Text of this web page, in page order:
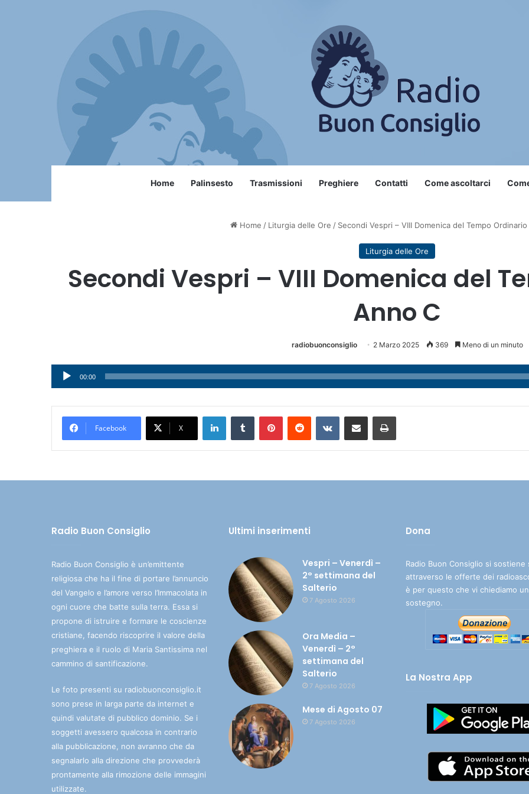
Home Palinsesto Trasmissioni Preghiere Contatti Come ascoltarci
Home / Liturgia delle Ore / Secondi Vespri – VIII Domenica del Tempo
Liturgia delle Ore
Secondi Vespri – VIII Domenica del
Anno C
radiobuonconsiglio 2 Marzo 2025 369 Meno di un minuto
Audio
Player
00:00
Facebook X
Radio Buon Consiglio
Radio Buon Consiglio è un’emittente
religiosa che ha il fine di portare l’annuncio
del Vangelo e l’amore verso l’Immacolata in
ogni cuore che batte sulla terra. Essa si
propone di istruire e formare le coscienze
cristiane, facendo riscoprire il valore della
preghiera e il ruolo di Maria Santissima nel
cammino di santificazione.
Le foto presenti su radiobuonconsiglio.it
sono prese in larga parte da internet e
quindi valutate di pubblico dominio. Se i
soggetti avessero qualcosa in contrario
alla pubblicazione, non avranno che da
segnalarlo alla direzione che provvederà
prontamente alla rimozione delle immagini
utilizzate.
Ultimi inserimenti
Vespri – Venerdì –
2° settimana del
Salterio
7 Agosto 2026
Ora Media –
Venerdì – 2°
settimana del
Salterio
7 Agosto 2026
Mese di Agosto 07
7 Agosto 2026
Dona
Radio Buon Consiglio si sostiene
attraverso le offerte dei
è per questo che vi chiediamo un
sostegno.
La Nostra App